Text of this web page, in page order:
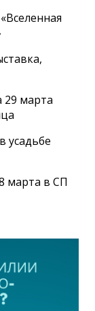
29 марта
усадьбе
марта в СП